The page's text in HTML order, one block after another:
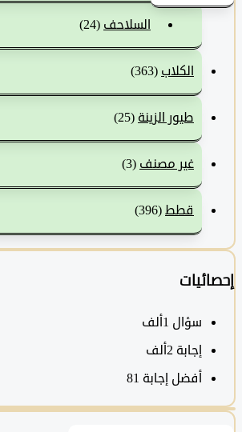
السلاحف(24)
الكلاب(363)
طيور الزينة (25)
غير مصنف(3)
قطط (396)
سؤال1ألف
‫إجابة 2ألف
أفضل إجابة 81